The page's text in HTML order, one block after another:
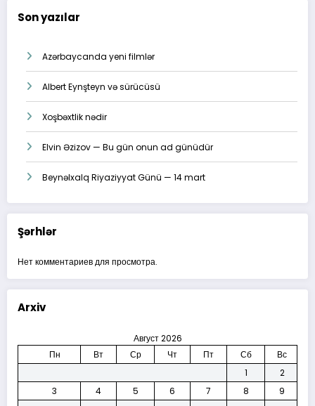
Son yazılar
Azərbaycanda yeni filmlər
Albert Eynşteyn və sürücüsü
Xoşbəxtlik nədir
Elvin Əzizov — Bu gün onun ad günüdür
Beynəlxalq Riyaziyyat Günü — 14 mart
Şərhlər
Нет комментариев для просмотра.
Arxiv
Август 2026
Пн
Вт Ср Чт Пт Сб
Вс
1
2
3
4 5 6 7 8
9